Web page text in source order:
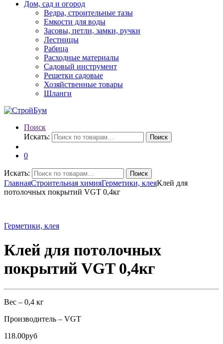
Дом, сад и огород
Ведра, строительные тазы
Емкости для воды
Засовы, петли, замки, ручки
Лестницы
Рабица
Расходные материалы
Садовый инструмент
Решетки садовые
Хозяйственные товары
Шланги
Поиск
Искать:
Поиск
0
Искать: Поиск
ГлавнаяСтроительная химияГерметики, клеяКлей для
потолочных покрытий VGT 0,4кг
Герметики, клея
Клей для потолочных
покрытий VGT 0,4кг
Вес – 0,4 кг
Производитель – VGT
118.00руб